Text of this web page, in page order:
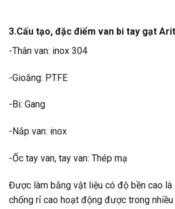
3.Cấu tạo, đặc điểm van bi tay gạt
-Thân van: inox 304
-Gioăng: PTFE
-Bi: Gang
-Nắp van: inox
-Ốc tay van, tay van: Thép mạ
Được làm bằng vật liệu có độ bền cao là
chống rỉ cao hoạt động được trong